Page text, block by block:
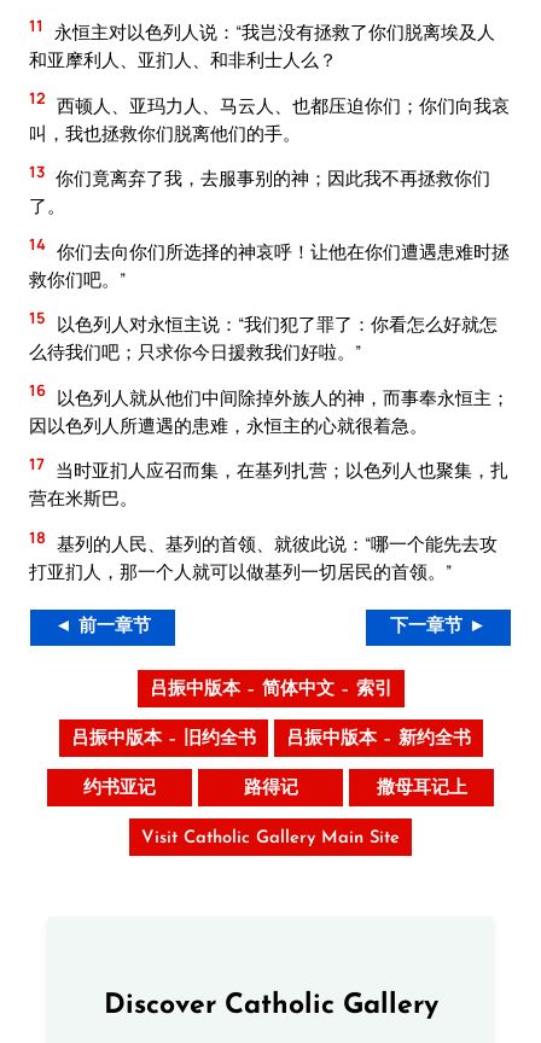
11
永恒主对以色列人说：“我岂没有拯救了你们脱离埃及人
和亚摩利人、亚扪人、和非利士人么？
12 西顿人、亚玛力人、马云人、也都压迫你们；你们向我哀
叫，我也拯救你们脱离他们的手。
13 你们竟离弃了我，去服事别的神；因此我不再拯救你们
了。
14 你们去向你们所选择的神哀呼！让他在你们遭遇患难时拯
救你们吧。”
15
以色列人对永恒主说：“我们犯了罪了：你看怎么好就怎
么待我们吧；只求你今日援救我们好啦。”
16 以色列人就从他们中间除掉外族人的神，而事奉永恒主；
因以色列人所遭遇的患难，永恒主的心就很着急。
17 当时亚扪人应召而集，在基列扎营；以色列人也聚集，扎
营在米斯巴。
18 基列的人民、基列的首领、就彼此说：“哪一个能先去攻
打亚扪人，那一个人就可以做基列一切居民的首领。”
◄ 前一章节 下一章节 ►
吕振中版本 – 简体中文 – 索引
吕振中版本 – 旧约全书 吕振中版本 – 新约全书
约书亚记 路得记 撒母耳记上
Visit Catholic Gallery Main Site
Discover Catholic Gallery